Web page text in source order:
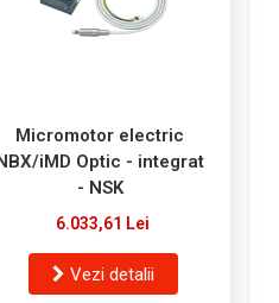
Micromotor electric
iMD Optic - integrat
- NSK
6.033,61 Lei
Vezi detalii